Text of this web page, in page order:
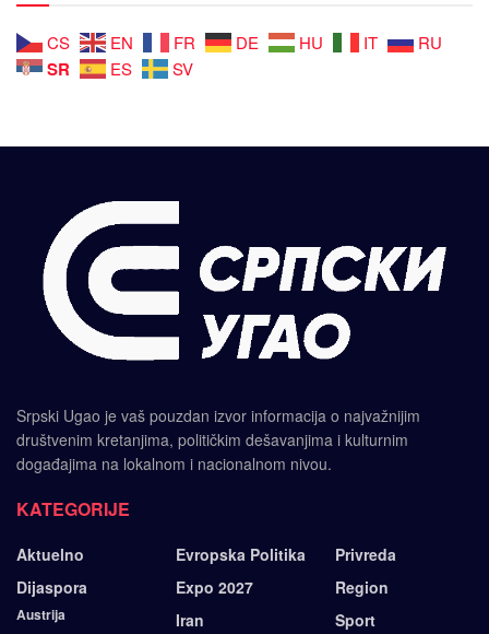
CS EN FR DE HU IT RU
SR ES SV
Srpski Ugao je vaš pouzdan izvor informacija o najvažnijim
društvenim kretanjima, političkim dešavanjima i kulturnim
događajima na lokalnom i nacionalnom nivou.
KATEGORIJE
Aktuelno
Dijaspora
Austrija
Evropska Politika
Expo 2027
Iran
Privreda
Region
Sport